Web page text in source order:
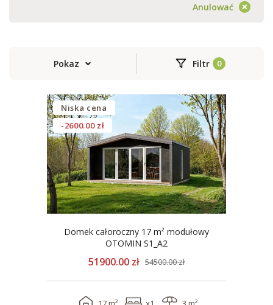
Anulować
Pokaz Filtr
Niska cena
-2600.00 zł
Domek całoroczny 17 m² modułowy
OTOMIN S1_A2
51900.00 zł 54500.00 zł